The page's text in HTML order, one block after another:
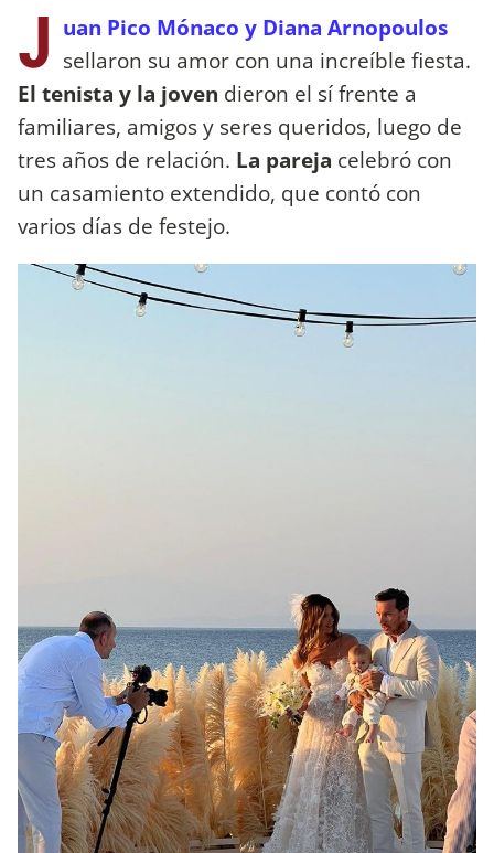
J uan Pico Mónaco y Diana Arnopoulos
sellaron su amor con una increíble fiesta.
El tenista y la joven dieron el sí frente a
familiares, amigos y seres queridos, luego de
tres años de relación. La pareja celebró con
un casamiento extendido, que contó con
varios días de festejo.